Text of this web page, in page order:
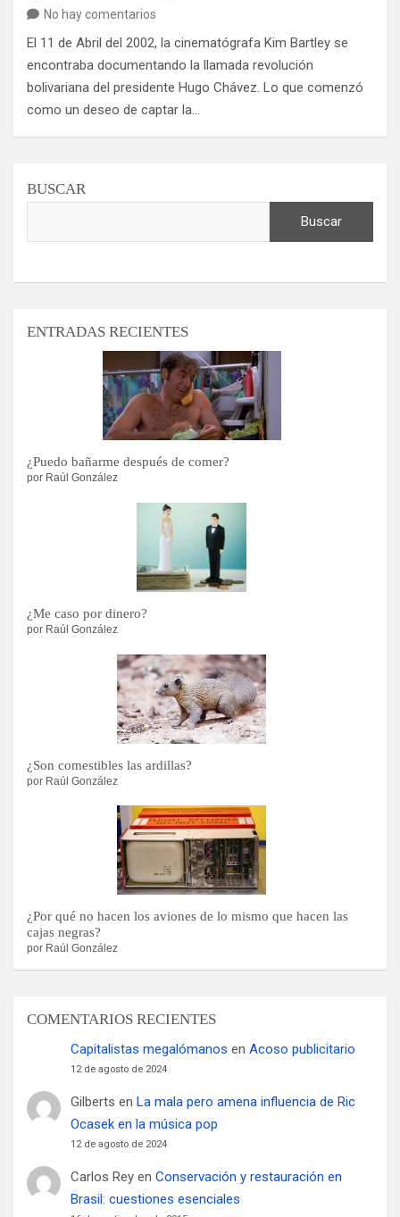
No hay comentarios
El 11 de Abril del 2002, la cinematógrafa Kim Bartley se
encontraba documentando la llamada revolución
bolivariana del presidente Hugo Chávez. Lo que comenzó
como un deseo de captar la…
BUSCAR
Buscar
ENTRADAS RECIENTES
¿Puedo bañarme después de comer?
por Raúl González
¿Me caso por dinero?
por Raúl González
¿Son comestibles las ardillas?
por Raúl González
¿Por qué no hacen los aviones de lo mismo que hacen las
cajas negras?
por Raúl González
COMENTARIOS RECIENTES
Capitalistas megalómanos en Acoso publicitario
12 de agosto de 2024
Gilberts en La mala pero amena influencia de Ric
Ocasek en la música pop
12 de agosto de 2024
Carlos Reyen Conservación y restauración en
Brasil: cuestiones esenciales